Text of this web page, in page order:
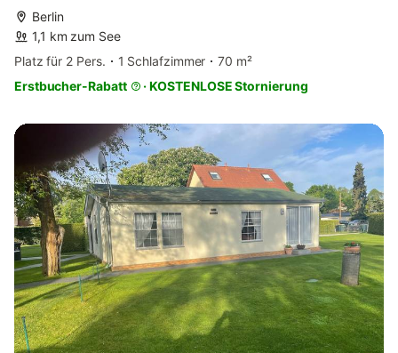
Berlin
1,1 km zum See
Platz für 2 Pers.
1 Schlafzimmer
70 m²
Erstbucher-Rabatt
·KOSTENLOSE Stornierung